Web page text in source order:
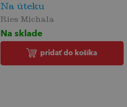
Na úteku
Ries Michala
Na sklade
pridať do košíka